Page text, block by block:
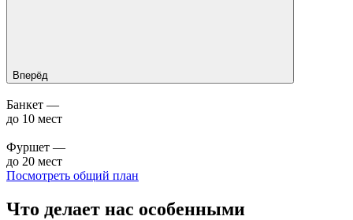
Вперёд
Банкет —
до 10 мест
Фуршет —
до 20 мест
Посмотреть общий план
Что делает нас особенными